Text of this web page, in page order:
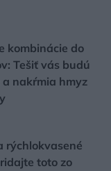
kombinácie do
Tešiť vás budú
a nakŕmia hmyz
rýchlokvasené
toto zo